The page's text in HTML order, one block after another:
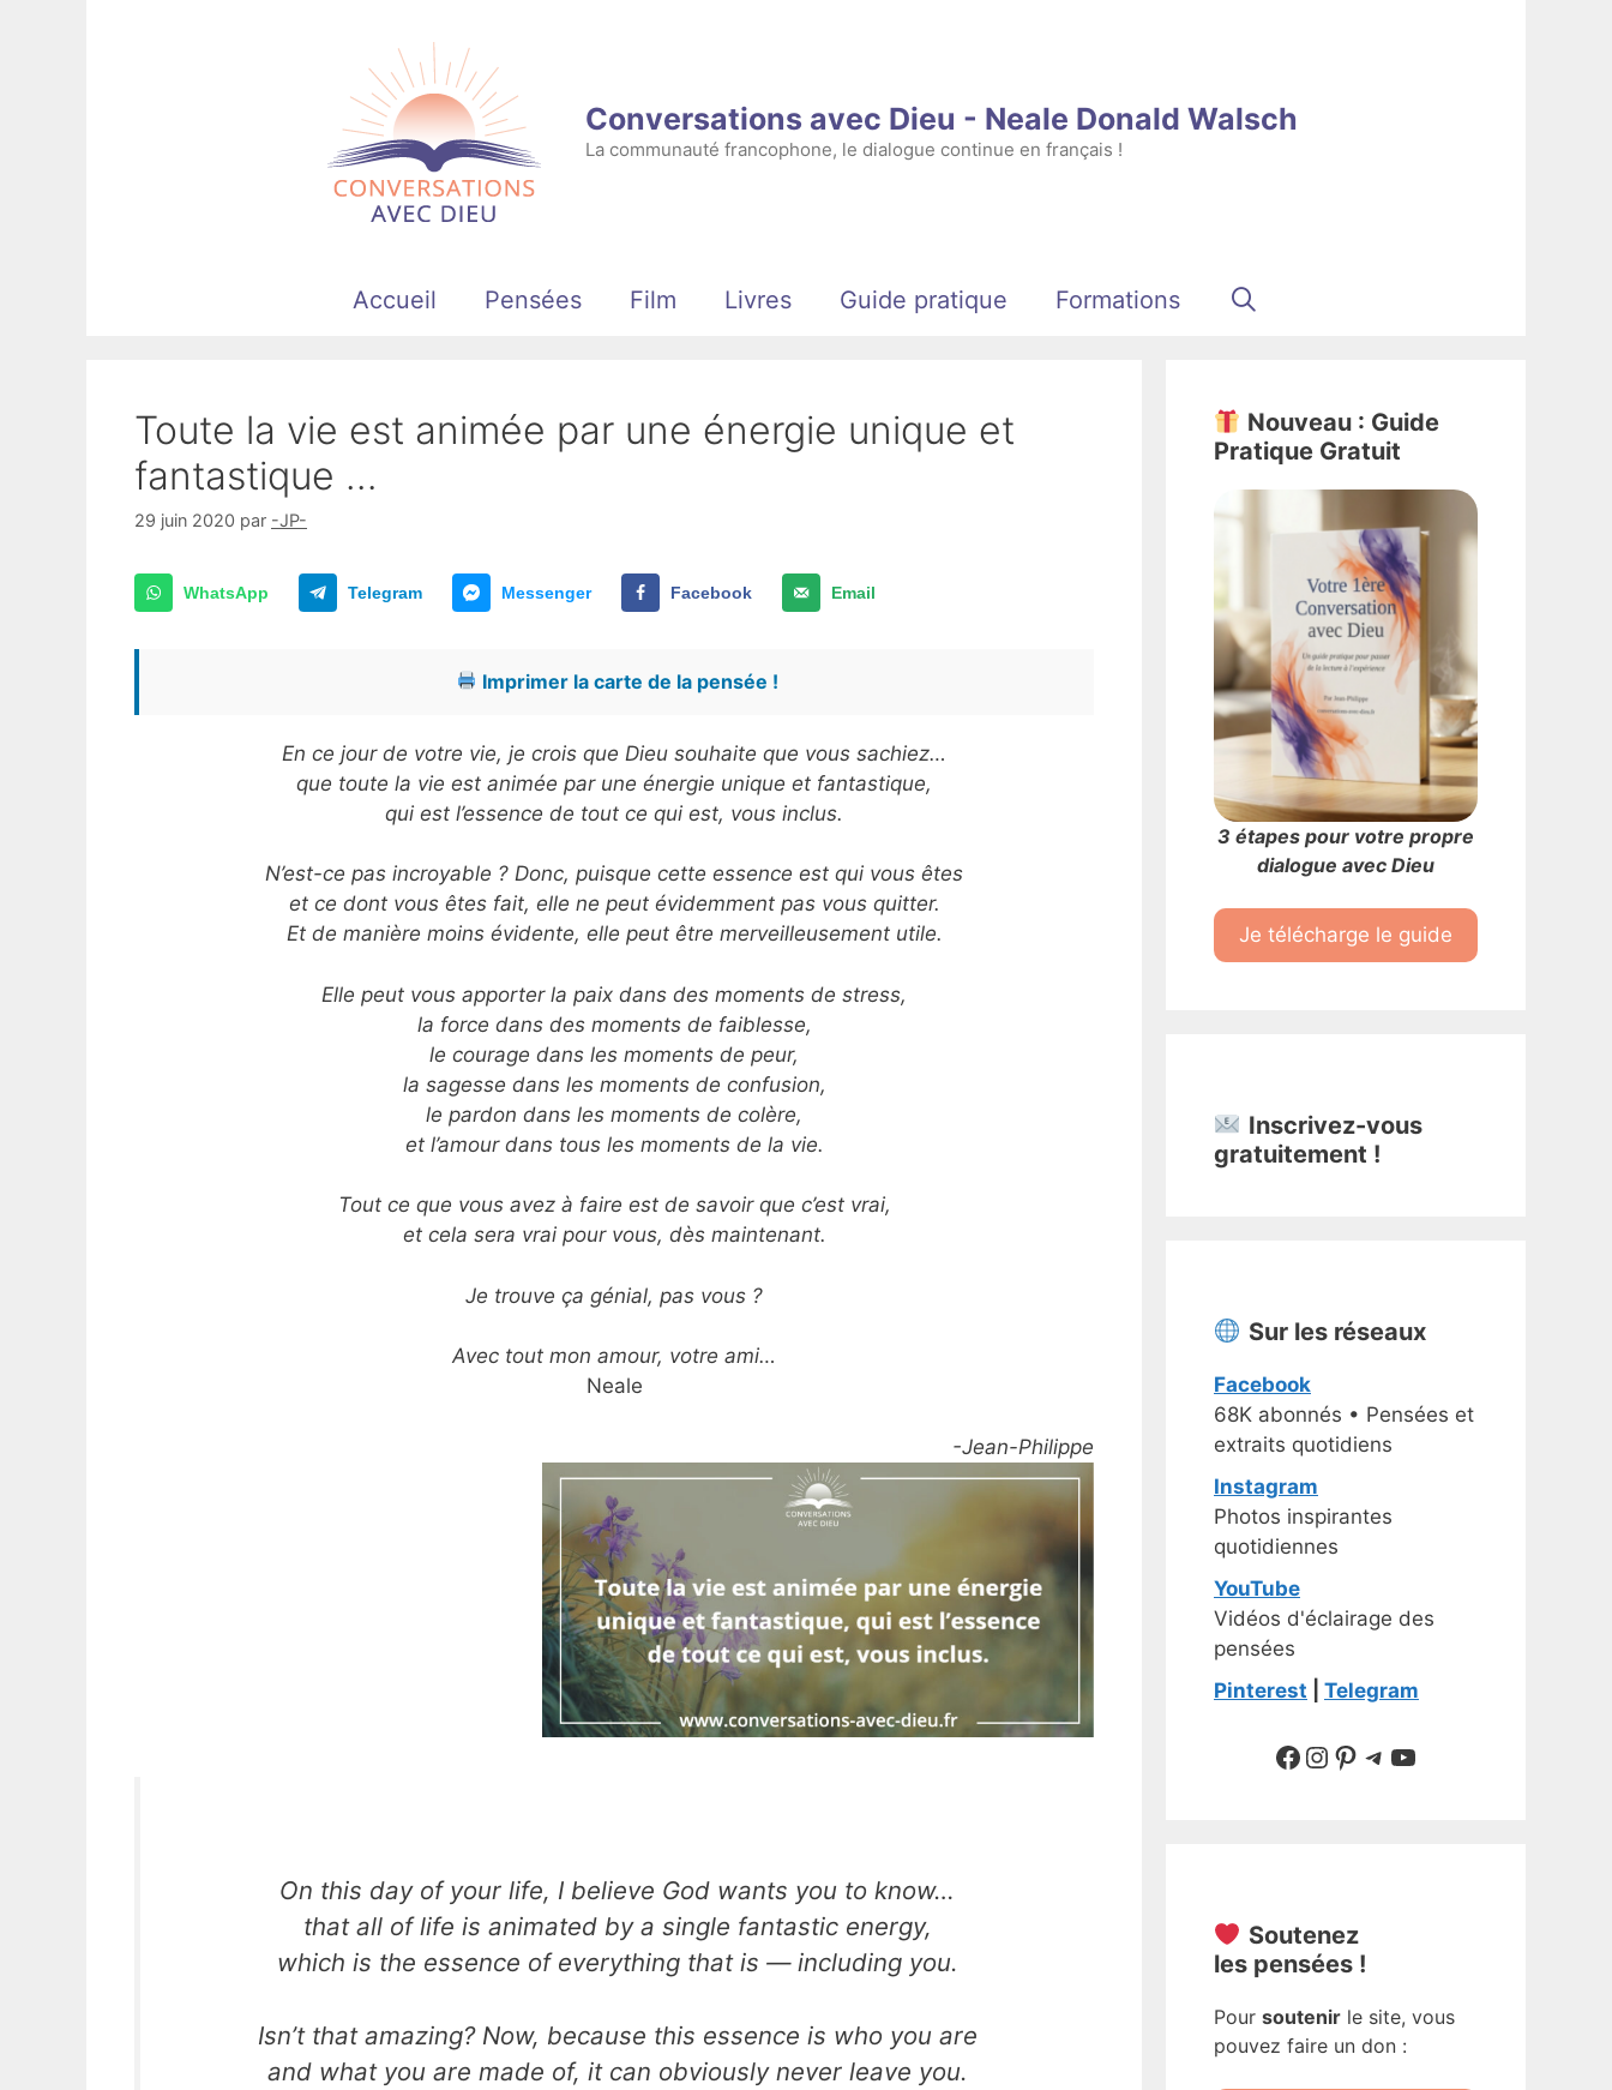
Conversations avec Dieu - Neale Donald Walsch
La communauté francophone, le dialogue continue en français !
Accueil Pensées Film Livres Guide pratique Formations
Toute la vie est animée par une énergie unique et
fantastique …
29 juin 2020 par -JP-
WhatsApp Telegram Messenger Facebook Email
Imprimer la carte de la pensée !
En ce jour de votre vie, je crois que Dieu souhaite que vous sachiez…
que toute la vie est animée par une énergie unique et fantastique,
qui est l’essence de tout ce qui est, vous inclus.
N’est-ce pas incroyable ? Donc, puisque cette essence est qui vous êtes
et ce dont vous êtes fait, elle ne peut évidemment pas vous quitter.
Et de manière moins évidente, elle peut être merveilleusement utile.
Elle peut vous apporter la paix dans des moments de stress,
la force dans des moments de faiblesse,
le courage dans les moments de peur,
la sagesse dans les moments de confusion,
le pardon dans les moments de colère,
et l’amour dans tous les moments de la vie.
Tout ce que vous avez à faire est de savoir que c’est vrai,
et cela sera vrai pour vous, dès maintenant.
Je trouve ça génial, pas vous ?
Avec tout mon amour, votre ami…
Neale
-Jean-Philippe
On this day of your life, I believe God wants you to know…
that all of life is animated by a single fantastic energy,
which is the essence of everything that is — including you.
Isn’t that amazing? Now, because this essence is who you are
and what you are made of, it can obviously never leave you.
Nouveau : Guide
Pratique Gratuit
3 étapes pour votre propre
dialogue avec Dieu
Je télécharge le guide
Inscrivez-vous
gratuitement !
Sur les réseaux
Facebook
68K abonnés • Pensées et
extraits quotidiens
Instagram
Photos inspirantes
quotidiennes
YouTube
Vidéos d'éclairage des
pensées
Pinterest
Telegram
Suivre sur Facebook
Suivre sur Instagram
Pinterest
Sur Telegram
YouTube
Soutenez
les pensées !
Pour soutenir le site, vous
pouvez faire un don :